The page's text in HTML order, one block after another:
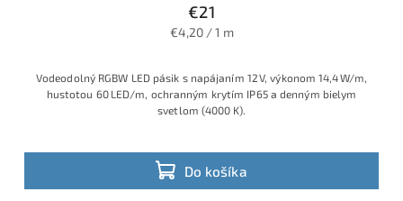
€21
€4,20 / 1 m
Do košíka
Vodeodolný RGBW LED pásik s napájaním 12 V, výkonom 14,4 W/m,
hustotou 60 LED/m, ochranným krytím IP65 a denným bielym
svetlom (4000 K).